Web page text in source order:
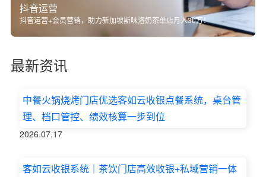
抖音运营
抖音运营+会员营销，助力新加坡斯味洛奶茶单店月入30万！
最新资讯
中餐火锅烧烤门店优选客如云收银点餐系统，桌台管
理、档口管控、绩效核算一步到位
2026.07.17
客如云收银系统｜茶饮门店高效收银+私域营销一体